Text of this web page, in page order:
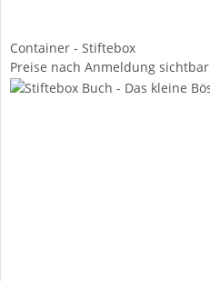
Container - Stiftebox
Preise nach Anmeldung sichtbar